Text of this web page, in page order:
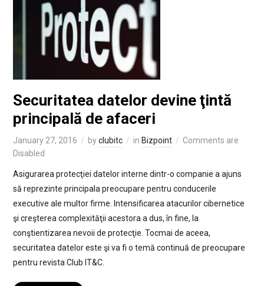
Securitatea datelor devine ţintă
principală de afaceri
January 27, 2016 byclubitc in Bizpoint
Comments are
Disabled
Asigurarea protecţiei datelor interne dintr-o companie a ajuns
să reprezinte principala preocupare pentru conducerile
executive ale multor firme. Intensificarea atacurilor cibernetice
şi creşterea complexităţii acestora a dus, în fine, la
conştientizarea nevoii de protecţie. Tocmai de aceea,
securitatea datelor este şi va fi o temă continuă de preocupare
pentru revista Club IT&C.